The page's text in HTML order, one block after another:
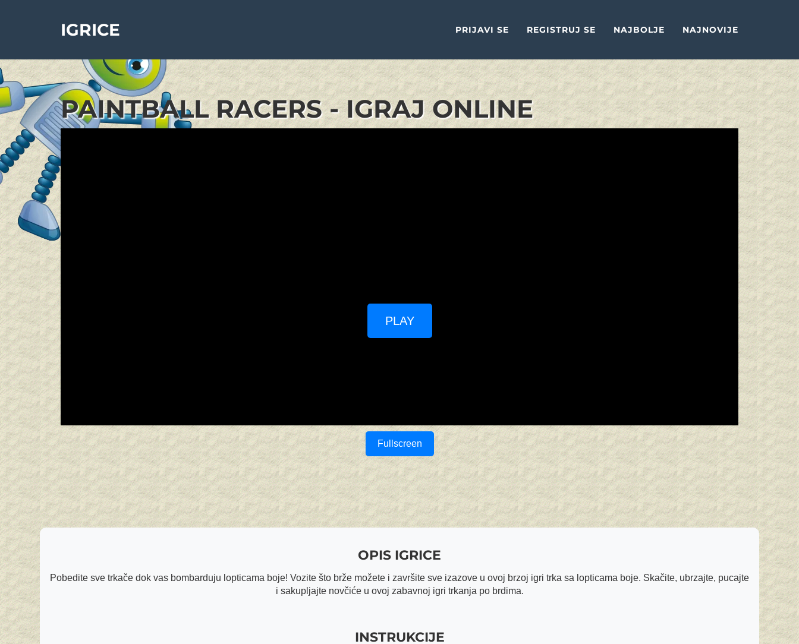
IGRICE PRIJAVI SE REGISTRUJ SE NAJBOLJE NAJNOVIJE
PAINTBALL RACERS - IGRAJ ONLINE
PLAY
Fullscreen
OPIS IGRICE
Pobedite sve trkače dok vas bombarduju lopticama boje! Vozite što brže možete i završite sve izazove u ovoj brzoj igri trka sa lopticama boje. Skačite, ubrzajte, pucajte
i sakupljajte novčiće u ovoj zabavnoj igri trkanja po brdima.
INSTRUKCIJE